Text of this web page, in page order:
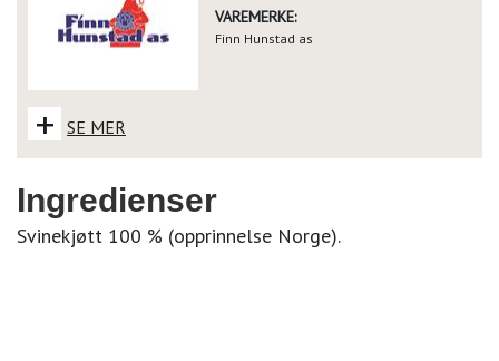
VAREMERKE:
Finn Hunstad as
+ SE MER
Ingredienser
Svinekjøtt 100 % (opprinnelse Norge).